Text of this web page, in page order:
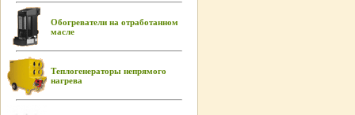
Обогреватели на отработанном
масле
Теплогенераторы непрямого
нагрева